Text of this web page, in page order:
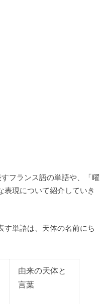
フランス語の単語や、「曜
表現について紹介していき
す単語は、天体の名前にち
由来の天体と
言葉